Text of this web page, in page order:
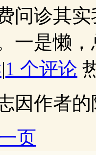
问诊其
一是懒，
|1 个评论
因作者
页